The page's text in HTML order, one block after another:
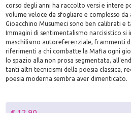
corso degli anni ha raccolto versi e intere
volume veloce da sfogliare e complesso da
Gioacchino Musumeci sono ben calibrati e
Immagini di sentimentalismo narcisistico si
maschilismo autoreferenziale, frammenti
riferimenti a chi combatte la Mafia ogni
lo spazio alla non prosa segmentata,
tanti altri tecnicismi della poesia classica,
poesia moderna sembra aver dimenticato.